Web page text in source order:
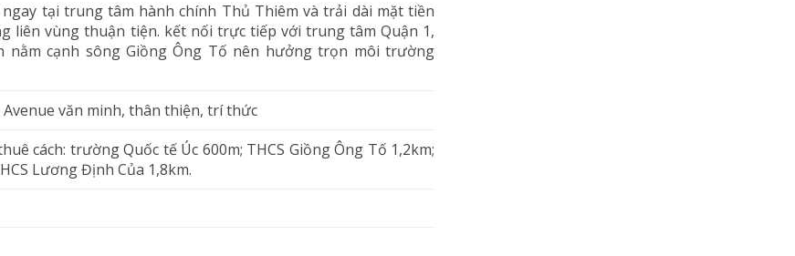
tại trung tâm hành chính Thủ Thiêm và trải dài mặt tiền
liên vùng thuận tiện. kết nối trực tiếp với trung tâm Quận 1,
nằm cạnh sông Giồng Ông Tố nên hưởng trọn môi trường
văn minh, thân thiện, trí thức
cách: trường Quốc tế Úc 600m; THCS Giồng Ông Tố 1,2km;
Lương Định Của 1,8km.